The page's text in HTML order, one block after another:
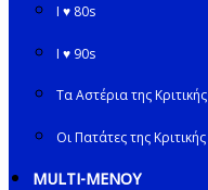
I ♥ 80s
I ♥ 90s
Τα Αστέρια της Κριτικής
Οι Πατάτες της Κριτικής
MULTI-ΜΕΝΟΥ